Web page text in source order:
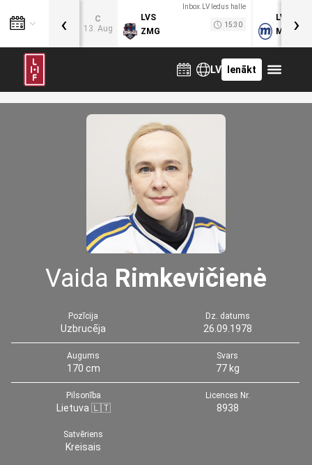
C
13. Aug
Inbox.LV ledus halle
LVS
ZMG
15:30
LVB
MOG
‹ ›
LV Ienākt
Vaida Rimkevičienė
Pozīcija
Uzbrucēja
Dz. datums
26.09.1978
Augums
170 cm
Svars
77 kg
Pilsonība
Lietuva 🇱🇹
Licences Nr.
8938
Satvēriens
Kreisais